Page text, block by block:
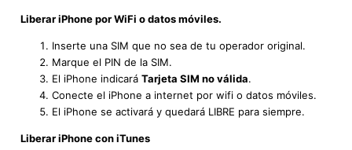
Liberar iPhone por WiFi o datos móviles.
Inserte una SIM que no sea de tu operador original.
Marque el PIN de la SIM.
El iPhone indicará Tarjeta SIM no válida.
Conecte el iPhone a internet por wifi o datos móviles.
El iPhone se activará y quedará LIBRE para siempre.
Liberar iPhone con iTunes